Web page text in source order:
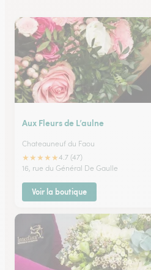
Aux Fleurs de L’aulne
Chateauneuf du Faou
★★★★★4.7 (47)
16, rue du Général De Gaulle
Voir la boutique